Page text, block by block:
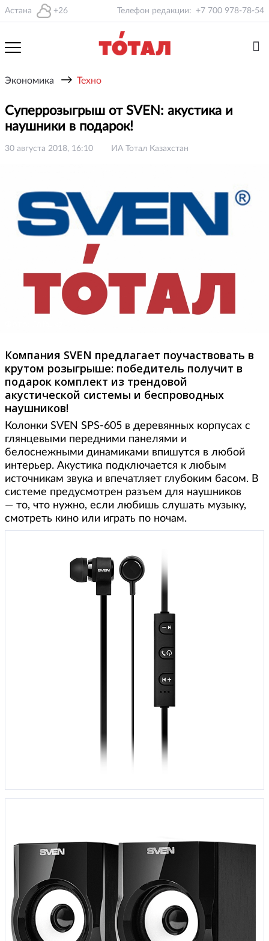
Астана +26 Телефон редакции: +7 700 978-78-54
Экономика → Техно
Суперрозыгрыш от SVEN: акустика и
наушники в подарок!
30 августа 2018, 16:10 ИА Тотал Казахстан
Компания SVEN предлагает поучаствовать в
крутом розыгрыше: победитель получит в
подарок комплект из трендовой
акустической системы и беспроводных
наушников!
Колонки SVEN SPS-605 в деревянных корпусах с
глянцевыми передними панелями и
белоснежными динамиками впишутся в любой
интерьер. Акустика подключается к любым
источникам звука и впечатляет глубоким басом. В
системе предусмотрен разъем для наушников
— то, что нужно, если любишь слушать музыку,
смотреть кино или играть по ночам.